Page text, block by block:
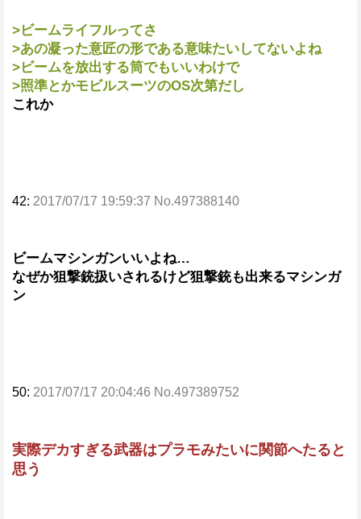
>ビームライフルってさ
>あの凝った意匠の形である意味たいしてないよね
>ビームを放出する筒でもいいわけで
>照準とかモビルスーツのOS次第だし
これか
42: 2017/07/17 19:59:37 No.497388140
ビームマシンガンいいよね…
なぜか狙撃銃扱いされるけど狙撃銃も出来るマシンガ
ン
50: 2017/07/17 20:04:46 No.497389752
実際デカすぎる武器はプラモみたいに関節へたると
思う